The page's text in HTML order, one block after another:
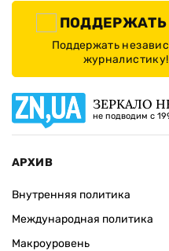
ПОДДЕРЖАТЬ
Поддержать
журналистику!
ЗЕРКАЛО
не подводим с
АРХИВ
Внутренняя политика
Международная политика
Макроуровень